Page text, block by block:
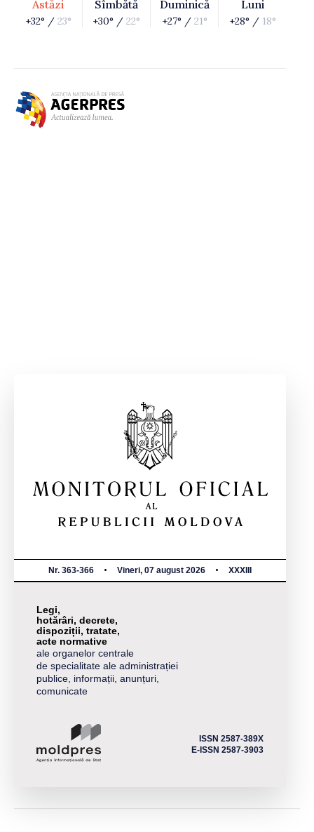
Astăzi
+32° / 23°
Sîmbătă
+30° / 22°
Duminică
+27° / 21°
Luni
+28° / 18°
Nr. 363-366 Vineri, 07 august 2026 XXXIII
Legi,
hotărâri, decrete,
dispoziții, tratate,
acte normative
ale organelor centrale
de specialitate ale administrației
publice, informații, anunțuri,
comunicate
ISSN 2587-389X
E-ISSN 2587-3903